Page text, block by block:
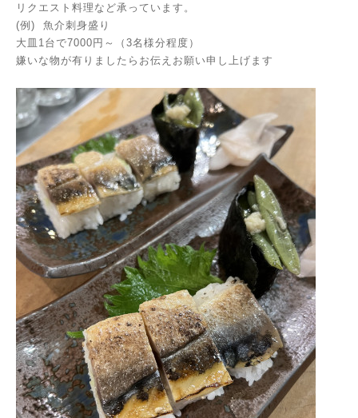
リクエスト料理など承っています。
(例) 魚介刺身盛り
大皿1台で7000円～（3名様分程度）
嫌いな物が有りましたらお伝えお願い申し上げます